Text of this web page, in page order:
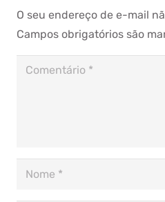
O seu endereço de e-mail
Campos obrigatórios são